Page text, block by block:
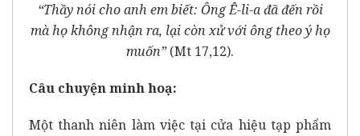
“Thầy nói cho anh em biết: Ông Ê-li-a đã đến rồi
mà họ không nhận ra, lại còn xử với ông theo ý họ
muốn”(Mt 17,12).
Câu chuyện minh hoạ:
Một thanh niên làm việc tại cửa hiệu tạp phẩm